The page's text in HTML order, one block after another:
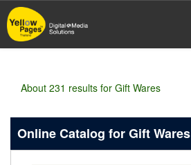
Skip
to
main
About 231 results for Gift Wares
Online Catalog for Gift Wares